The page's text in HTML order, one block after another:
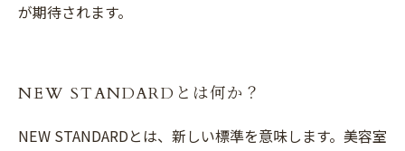
が期待されます。
NEW STANDARDとは何か？
NEW STANDARDとは、新しい標準を意味します。美容室